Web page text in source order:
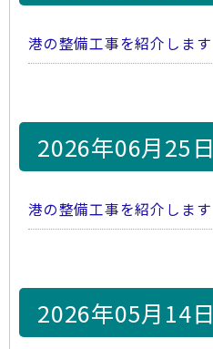
港の整備工事を紹介します
2026年06月25日
港の整備工事を紹介します
2026年05月14日